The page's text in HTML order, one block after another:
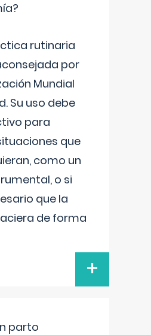
rutinaria
por
Mundial
Su uso debe
para
que
como un
o si
que la
de forma
+
parto